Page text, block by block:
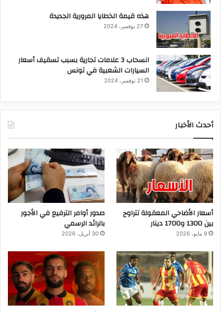
هذه قيمة الخطايا المرورية الجديدة
27 نوفمبر، 2024
انسحاب 3 علامات تجارية بسبب تسقيف أسعار
السيارات الشعبية في تونس
21 نوفمبر، 2024
أحدث الأخبار
أسعار الأضاحي المعقولة تتراوح
بين 1300 و1700 دينار
9 مايو، 2026
صدور أوامر الترفيع في الأجور
بالرائد الرسمي
30 أبريل، 2026